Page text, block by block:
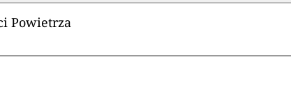
Powietrza